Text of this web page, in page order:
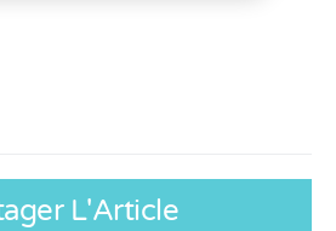
L'Article